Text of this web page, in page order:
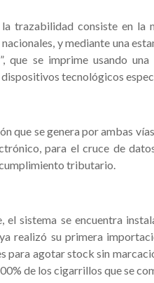
la trazabilidad consiste en
y mediante una
que se imprime usando
tecnológicos
que se genera por ambas
para el cruce de
tributario.
el sistema se encuentra
realizó su primera
para agotar stock sin
de los cigarrillos que se